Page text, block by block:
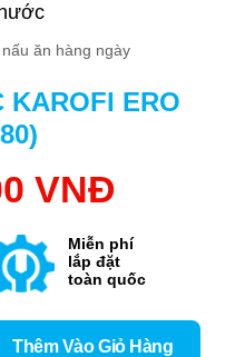
ăn hàng ngày
KAROFI ERO
VNĐ
Miễn phí
lắp đặt
toàn quốc
Thêm Vào Giỏ Hàng